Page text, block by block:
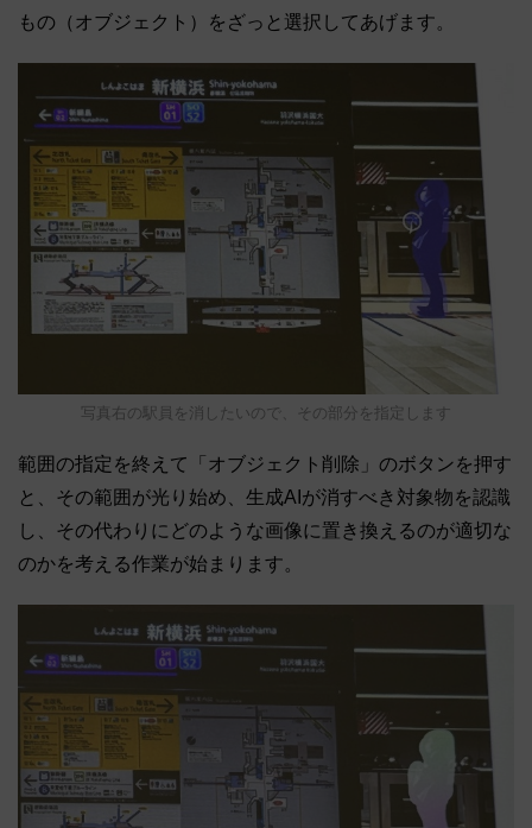
もの（オブジェクト）をざっと選択してあげます。
写真右の駅員を消したいので、その部分を指定します
範囲の指定を終えて「オブジェクト削除」のボタンを押す
と、その範囲が光り始め、生成AIが消すべき対象物を認識
し、その代わりにどのような画像に置き換えるのが適切な
のかを考える作業が始まります。